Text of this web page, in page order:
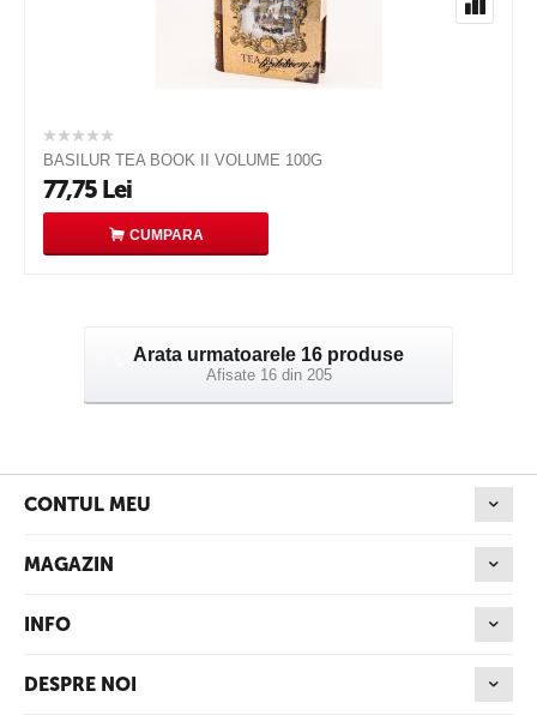
BASILUR TEA BOOK II VOLUME 100G
77,75 Lei
CUMPARA
Arata urmatoarele 16 produse
Afisate 16 din 205
CONTUL MEU
MAGAZIN
INFO
DESPRE NOI